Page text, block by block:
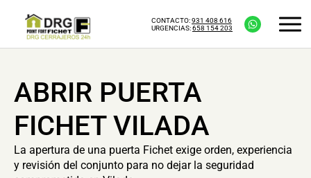
CONTACTO:931 408 616
URGENCIAS:658 154 203
ABRIR PUERTA
FICHET VILADA
La apertura de una puerta Fichet exige orden, experiencia
y revisión del conjunto para no dejar la seguridad